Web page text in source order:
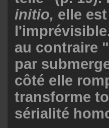
initio, elle
au contraire
par
côté elle
transforme
sérialité